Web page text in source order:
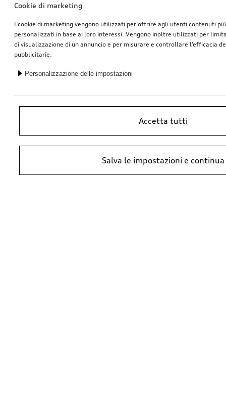
IVA inclusa. I prezzi presso il concessionario Audi potrebbero differire;
Audi necessari.
Cookie di marketing
I cookie di marketing vengono utilizzati per offrire agli utenti contenuti
personalizzati in base ai loro interessi. Vengono inoltre utilizzati per
di visualizzazione di un annuncio e per misurare e controllare l’efficacia
pubblicitarie.
Personalizzazione delle impostazioni
Accetta tutti
Salva le impostazioni e continua